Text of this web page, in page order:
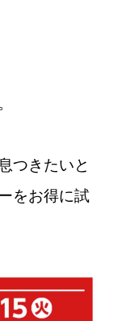
つきたいと
をお得に試